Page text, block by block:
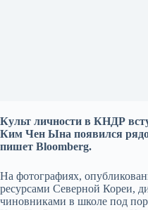
Культ личности в КНДР
Ким Чен Ына появился
пишет Bloomberg.
На фотографиях,
ресурсами Северной Кореи,
чиновниками в школе под